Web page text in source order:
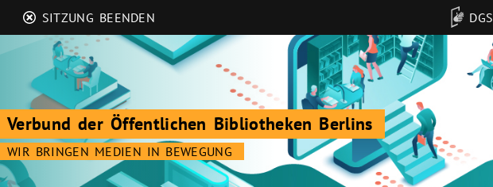
SITZUNG BEENDEN DGS
Verbund der Öffentlichen Bibliotheken Berlins
WIR BRINGEN MEDIEN IN BEWEGUNG